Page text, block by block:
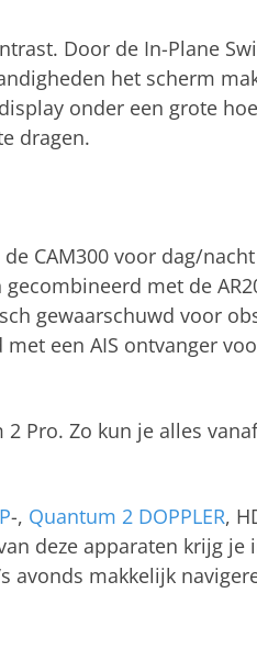
Door de In-Plane
het scherm
onder een grote
dragen.
CAM300 voor dag/
met de
gewaarschuwd voor
een AIS ontvanger
Pro. Zo kun je alles
-, Quantum 2 DOPPLER,
deze apparaten krijg je
avonds makkelijk